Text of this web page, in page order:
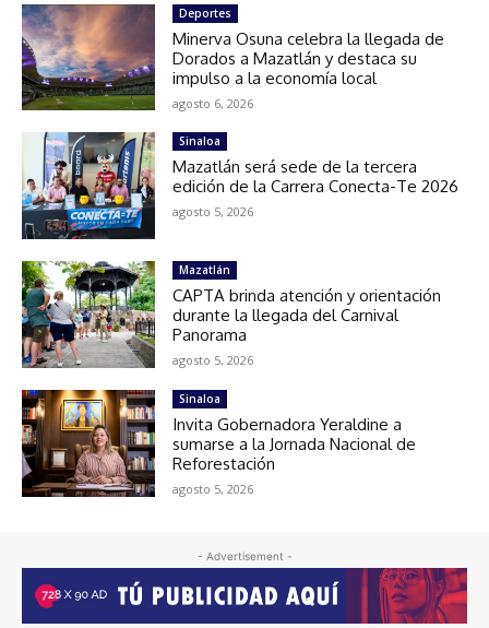
Deportes
Minerva Osuna celebra la llegada de
Dorados a Mazatlán y destaca su
impulso a la economía local
agosto 6, 2026
Sinaloa
Mazatlán será sede de la tercera
edición de la Carrera Conecta-Te 2026
agosto 5, 2026
Mazatlán
CAPTA brinda atención y orientación
durante la llegada del Carnival
Panorama
agosto 5, 2026
Sinaloa
Invita Gobernadora Yeraldine a
sumarse a la Jornada Nacional de
Reforestación
agosto 5, 2026
- Advertisement -